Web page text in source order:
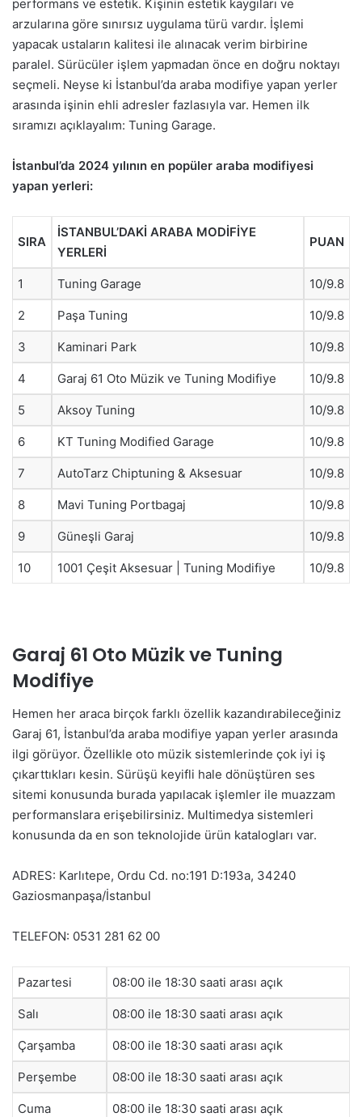
performans ve estetik. Kişinin estetik kaygıları ve
arzularına göre sınırsız uygulama türü vardır. İşlemi
yapacak ustaların kalitesi ile alınacak verim birbirine
paralel. Sürücüler işlem yapmadan önce en doğru noktayı
seçmeli. Neyse ki İstanbul’da araba modifiye yapan yerler
arasında işinin ehli adresler fazlasıyla var. Hemen ilk
sıramızı açıklayalım: Tuning Garage.
İstanbul’da 2024 yılının en popüler araba modifiyesi
yapan yerleri:
SIRA
İSTANBUL’DAKİ ARABA MODİFİYE
YERLERİ
PUAN
1 Tuning Garage 10/9.8
2 Paşa Tuning 10/9.8
3 Kaminari Park 10/9.8
4 Garaj 61 Oto Müzik ve Tuning Modifiye 10/9.8
5 Aksoy Tuning 10/9.8
6 KT Tuning Modified Garage 10/9.8
7 AutoTarz Chiptuning & Aksesuar 10/9.8
8 Mavi Tuning Portbagaj 10/9.8
9 Güneşli Garaj 10/9.8
10 1001 Çeşit Aksesuar | Tuning Modifiye 10/9.8
Garaj 61 Oto Müzik ve Tuning
Modifiye
Hemen her araca birçok farklı özellik kazandırabileceğiniz
Garaj 61, İstanbul’da araba modifiye yapan yerler arasında
ilgi görüyor. Özellikle oto müzik sistemlerinde çok iyi iş
çıkarttıkları kesin. Sürüşü keyifli hale dönüştüren ses
sitemi konusunda burada yapılacak işlemler ile muazzam
performanslara erişebilirsiniz. Multimedya sistemleri
konusunda da en son teknolojide ürün katalogları var.
ADRES: Karlıtepe, Ordu Cd. no:191 D:193a, 34240
Gaziosmanpaşa/İstanbul
TELEFON: 0531 281 62 00
Pazartesi 08:00 ile 18:30 saati arası açık
Salı 08:00 ile 18:30 saati arası açık
Çarşamba 08:00 ile 18:30 saati arası açık
Perşembe 08:00 ile 18:30 saati arası açık
Cuma 08:00 ile 18:30 saati arası açık